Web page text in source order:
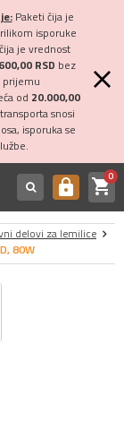
Paketi čija je
isporuke
je vrednost
600,00 RSD bez
prijemu
od 20.000,00
snosi
isporuka se
https shopping_cart0
delovi za lemilice
80W